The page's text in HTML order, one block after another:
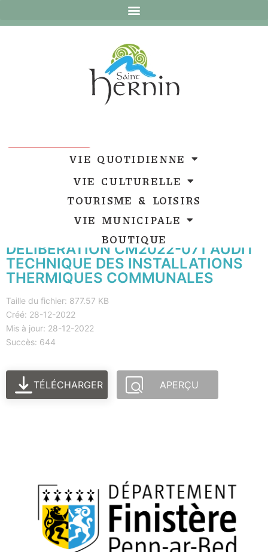
VIE QUOTIDIENNE
VIE CULTURELLE
TOURISME & LOISIRS
VIE MUNICIPALE
BOUTIQUE
DELIBERATION CM2022-071 AUDIT
TECHNIQUE DES INSTALLATIONS
THERMIQUES COMMUNALES
Taille du fichier: 877.57 KB
Créé: 28-12-2022
Mis à jour: 28-12-2022
Succès: 644
TÉLÉCHARGER APERÇU